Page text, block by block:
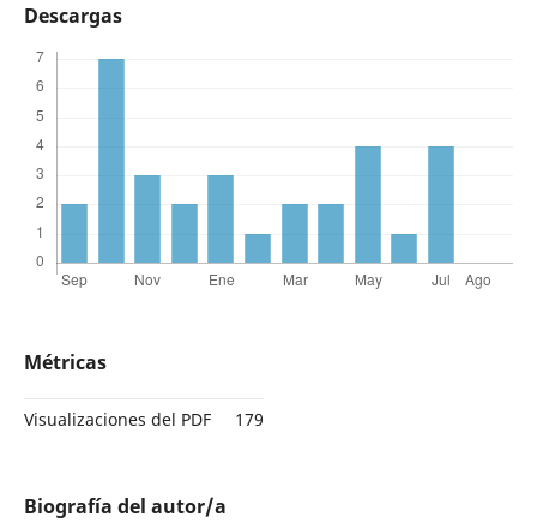
Descargas
Métricas
Visualizaciones del PDF 179
Biografía del autor/a